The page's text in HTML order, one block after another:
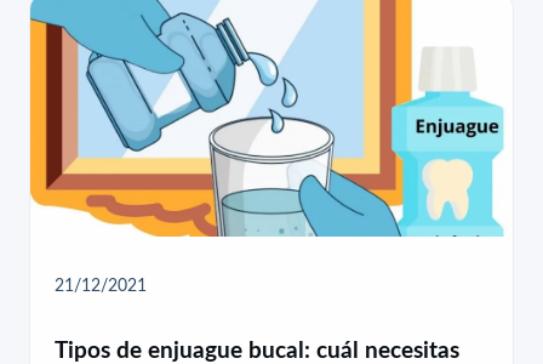
21/12/2021
Tipos de enjuague bucal: cuál necesitas